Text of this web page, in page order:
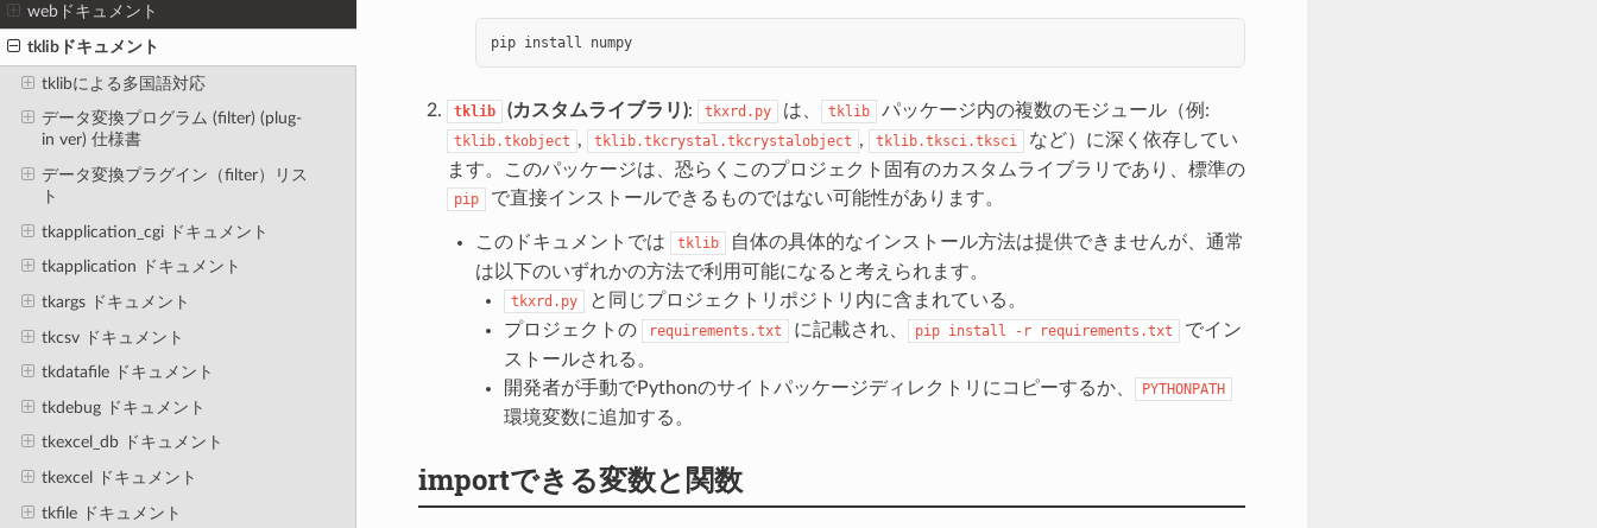
webドキュメント
tklibドキュメント
tklibによる多国語対応
データ変換プログラム (filter) (plug-
in ver) 仕様書
データ変換プラグイン（filter）リス
ト
tkapplication_cgi ドキュメント
tkapplication ドキュメント
tkargs ドキュメント
tkcsv ドキュメント
tkdatafile ドキュメント
tkdebug ドキュメント
tkexcel_db ドキュメント
tkexcel ドキュメント
tkfile ドキュメント
pip install numpy
tklib (カスタムライブラリ): tkxrd.py は、 tklib パッケージ内の複数のモジュール（例:
tklib.tkobject , tklib.tkcrystal.tkcrystalobject , tklib.tksci.tksci
など）に深く依存してい
ます。このパッケージは、恐らくこのプロジェクト固有のカスタムライブラリであり、標準の
pip で直接インストールできるものではない可能性があります。
このドキュメントでは tklib
自体の具体的なインストール方法は提供できませんが、通常
は以下のいずれかの方法で利用可能になると考えられます。
tkxrd.py
と同じプロジェクトリポジトリ内に含まれている。
プロジェクトの
requirements.txt に記載され、 pip install -r requirements.txt
でイン
ストールされる。
開発者が手動でPythonのサイトパッケージディレクトリにコピーするか、
PYTHONPATH
環境変数に追加する。
importできる変数と関数